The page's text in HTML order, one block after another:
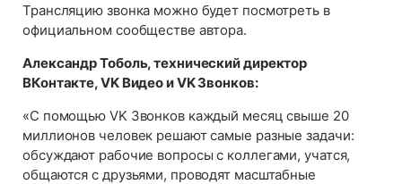
Трансляцию звонка можно будет посмотреть в
официальном сообществе автора.
Александр Тоболь, технический директор
ВКонтакте, VK Видео и VK Звонков:
«С помощью VK Звонков каждый месяц свыше 20
миллионов человек решают самые разные задачи:
обсуждают рабочие вопросы с коллегами, учатся,
общаются с друзьями, проводят масштабные